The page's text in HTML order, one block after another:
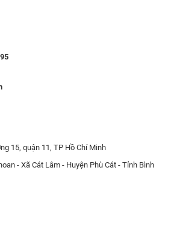
15, quận 11, TP Hồ Chí Minh
- Xã Cát Lâm - Huyện Phù Cát - Tỉnh Bình